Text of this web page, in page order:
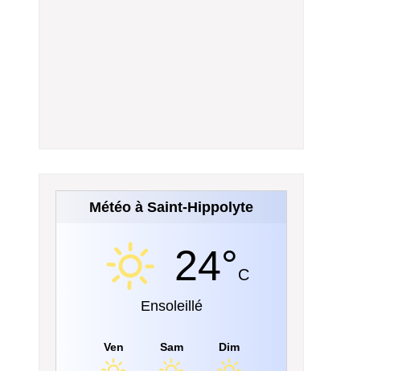
Météo à Saint-Hippolyte
24°C
Ensoleillé
Ven Sam Dim